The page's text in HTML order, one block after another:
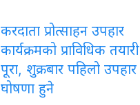
करदाता प्रोत्साहन उपहार
कार्यक्रमको प्राविधिक तयारी
पूरा, शुक्रबार पहिलो उपहार
घोषणा हुने